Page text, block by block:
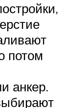
потом
анкер.